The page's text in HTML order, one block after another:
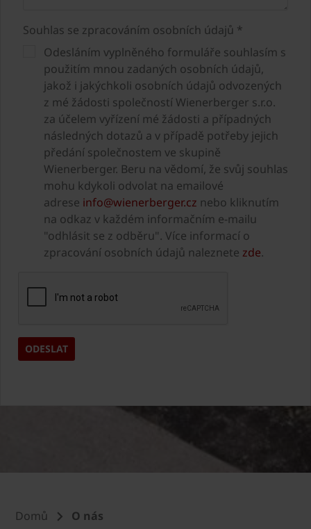
Souhlas se zpracováním osobních údajů *
Odesláním vyplněného formuláře souhlasím s
použitím mnou zadaných osobních údajů,
jakož i jakýchkoli osobních údajů odvozených
z mé žádosti společností Wienerberger s.r.o.
za účelem vyřízení mé žádosti a případných
následných dotazů a v případě potřeby jejich
předání společnostem ve skupině
Wienerberger. Beru na vědomí, že svůj souhlas
mohu kdykoli odvolat na emailové
adrese info@wienerberger.cz nebo kliknutím
na odkaz v každém informačním e-mailu
"odhlásit se z odběru". Více informací o
zpracování osobních údajů naleznete zde.
Domů O nás